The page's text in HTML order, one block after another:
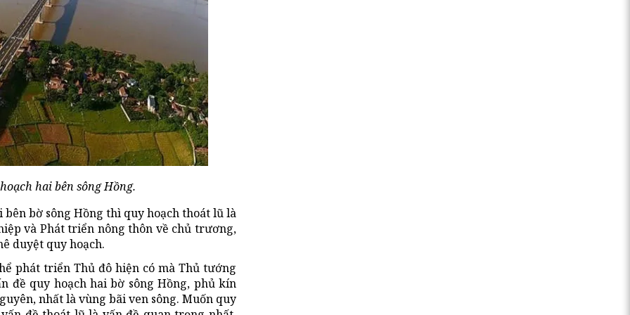
hai bên sông Hồng.
bờ sông Hồng thì quy hoạch thoát lũ là
và Phát triển nông thôn về chủ trương,
duyệt quy hoạch.
phát triển Thủ đô hiện có mà Thủ tướng
đề quy hoạch hai bờ sông Hồng, phủ kín
nhất là vùng bãi ven sông. Muốn quy